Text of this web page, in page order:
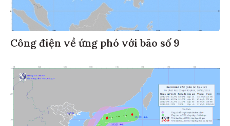
Công điện về ứng phó với bão số 9